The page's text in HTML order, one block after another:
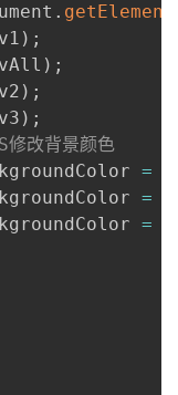
.
) ;
) ;
) ;
) ;
改背景颜色
=
=
=